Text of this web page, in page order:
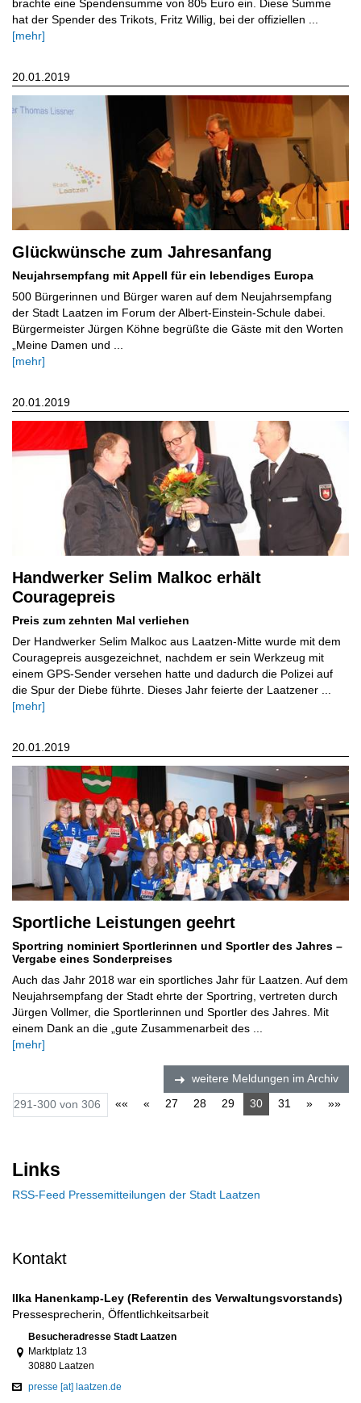
brachte eine Spendensumme von 805 Euro ein. Diese Summe
hat der Spender des Trikots, Fritz Willig, bei der offiziellen ...
[mehr]
Glückwünsche zum Jahresanfang
Neujahrsempfang mit Appell für ein lebendiges Europa
500 Bürgerinnen und Bürger waren auf dem Neujahrsempfang
der Stadt Laatzen im Forum der Albert-Einstein-Schule dabei.
Bürgermeister Jürgen Köhne begrüßte die Gäste mit den Worten
„Meine Damen und ...
[mehr]
20.01.2019
Handwerker Selim Malkoc erhält
Couragepreis
Preis zum zehnten Mal verliehen
Der Handwerker Selim Malkoc aus Laatzen-Mitte wurde mit dem
Couragepreis ausgezeichnet, nachdem er sein Werkzeug mit
einem GPS-Sender versehen hatte und dadurch die Polizei auf
die Spur der Diebe führte. Dieses Jahr feierte der Laatzener ...
[mehr]
20.01.2019
Sportliche Leistungen geehrt
Sportring nominiert Sportlerinnen und Sportler des Jahres –
Vergabe eines Sonderpreises
Auch das Jahr 2018 war ein sportliches Jahr für Laatzen. Auf dem
Neujahrsempfang der Stadt ehrte der Sportring, vertreten durch
Jürgen Vollmer, die Sportlerinnen und Sportler des Jahres. Mit
einem Dank an die „gute Zusammenarbeit des ...
[mehr]
20.01.2019
weitere Meldungen im Archiv
291-300 von 306 «« « 27 28 29 30 31 » »»
Links
RSS-Feed Pressemitteilungen der Stadt Laatzen
Kontakt
Ilka Hanenkamp-Ley (Referentin des Verwaltungsvorstands)
Pressesprecherin, Öffentlichkeitsarbeit
Link zur Google-Maps Navigation
Besucheradresse Stadt Laatzen
Marktplatz 13
30880 Laatzen
presse [at] laatzen.de